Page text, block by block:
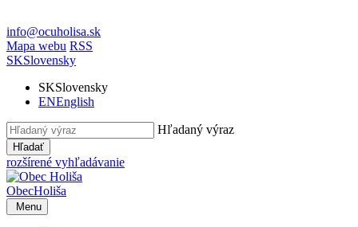
info@ocuholisa.sk
Mapa webu RSS
SKSlovensky
SKSlovensky
ENEnglish
Hľadaný výraz
Hľadať
rozšírené vyhľadávanie
ObecHoliša
Menu